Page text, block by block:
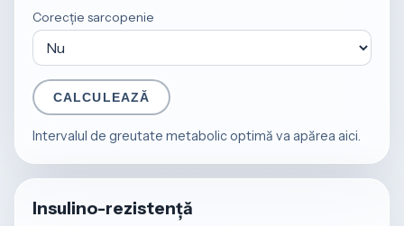
Corecție sarcopenie
CALCULEAZĂ
Intervalul de greutate metabolic optimă va apărea aici.
Insulino-rezistență